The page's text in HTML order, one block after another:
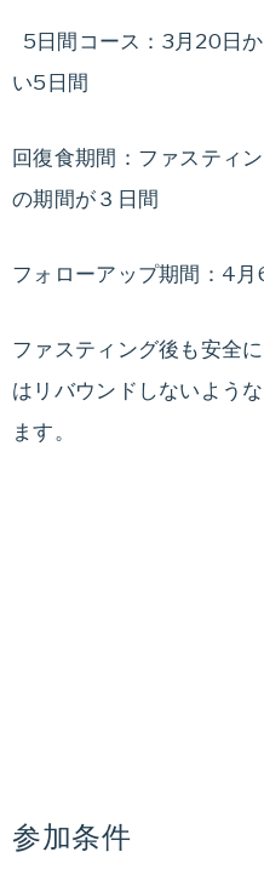
5日間コース：3月20日
い5日間
回復食期間：ファスティ
の期間が３日間
フォローアップ期間：4
ファスティング後も安全
はリバウンドしないよう
ます。
参加条件